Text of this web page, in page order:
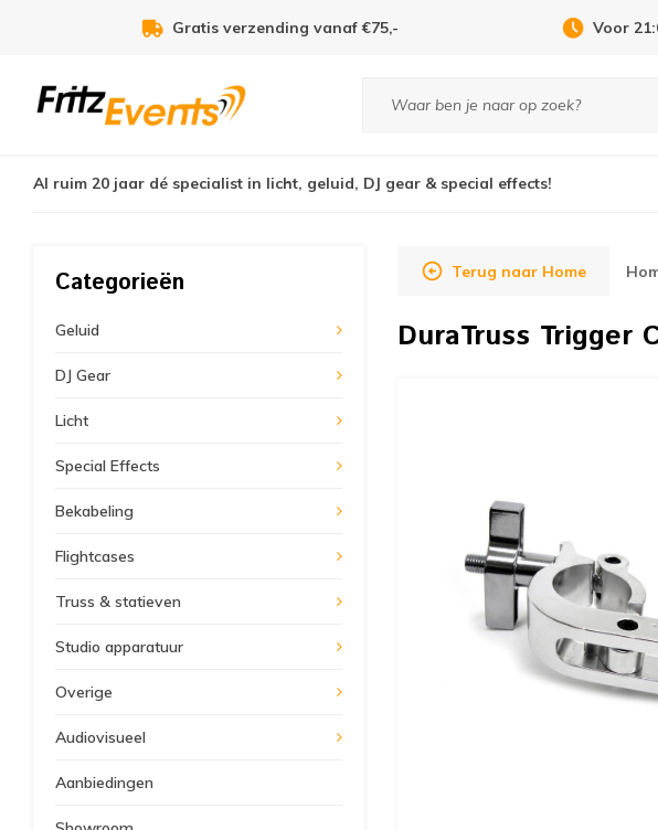
Gratis verzending vanaf €75,- Voor
Al ruim 20 jaar dé specialist in licht, geluid, DJ gear & special effects!
Categorieën
Geluid
DJ Gear
Licht
Special Effects
Bekabeling
Flightcases
Truss & statieven
Studio apparatuur
Overige
Audiovisueel
Aanbiedingen
Terug naar Home
DuraTruss Trigger